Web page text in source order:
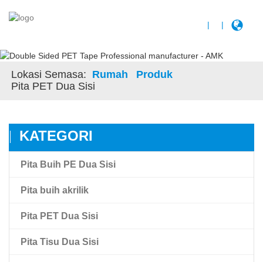
| |
Lokasi Semasa: Rumah
Produk
Pita PET Dua Sisi
KATEGORI
Pita Buih PE Dua Sisi
Pita buih akrilik
Pita buih akrilik
Pita Buih Akrilik Ikatan Tinggi Amk
Pita PET Dua Sisi
Pita Filem Haiwan Peliharaan Telus Dua Sisi
Pita Tisu Dua Sisi